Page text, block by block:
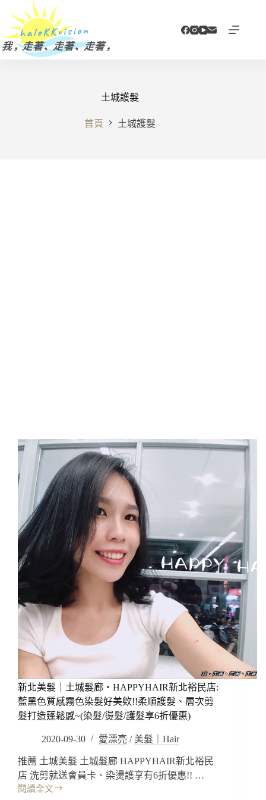
主
要
土城護髮
首頁 土城護髮
新北美髮｜土城髮廊‧HAPPYHAIR新北裕民店:
藍黑色質感霧色染髮好美欸!!柔順護髮、層次剪
髮打造蓬鬆感~(染髮/燙髮/護髮享6折優惠)
2020-09-30 愛漂亮 / 美髮｜Hair
推薦 土城美髮 土城髮廊 HAPPYHAIR新北裕民
店 洗剪就送會員卡、染燙護享有6折優惠!! …
閱讀全文
新